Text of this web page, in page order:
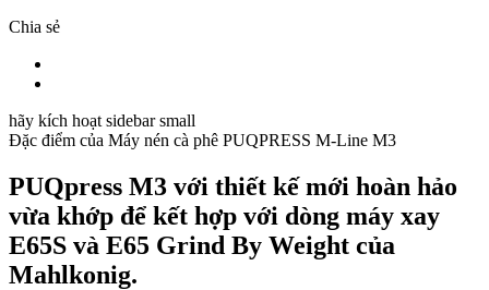
Chia sẻ
hãy kích hoạt sidebar small
Đặc điểm của Máy nén cà phê PUQPRESS M-Line M3
PUQpress M3 với thiết kế mới hoàn hảo
vừa khớp để kết hợp với dòng máy xay
E65S và E65 Grind By Weight của
Mahlkonig.